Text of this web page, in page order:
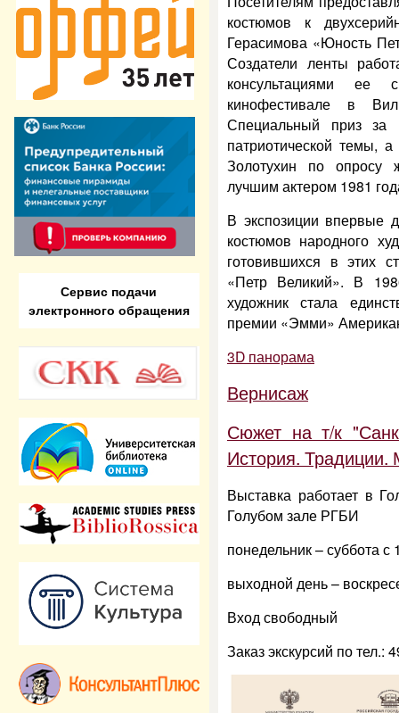
Сервис подачи
электронного обращения
костюмов к
Герасимова «Юность
Создатели ленты
консультациями ее
кинофестивале в
Специальный приз за
патриотической темы,
Золотухин по опросу
лучшим актером 1981
В экспозиции впервые
костюмов народного
готовившихся в этих
«Петр Великий». В
художник стала
премии «Эмми»
3D панорама
Вернисаж
Сюжет на т/к
История.
Выставка работает в
Голубом зале РГБИ
понедельник – суббота с
выходной день –
Вход свободный
Заказ экскурсий по тел.: